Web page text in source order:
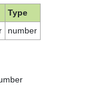
Type
number